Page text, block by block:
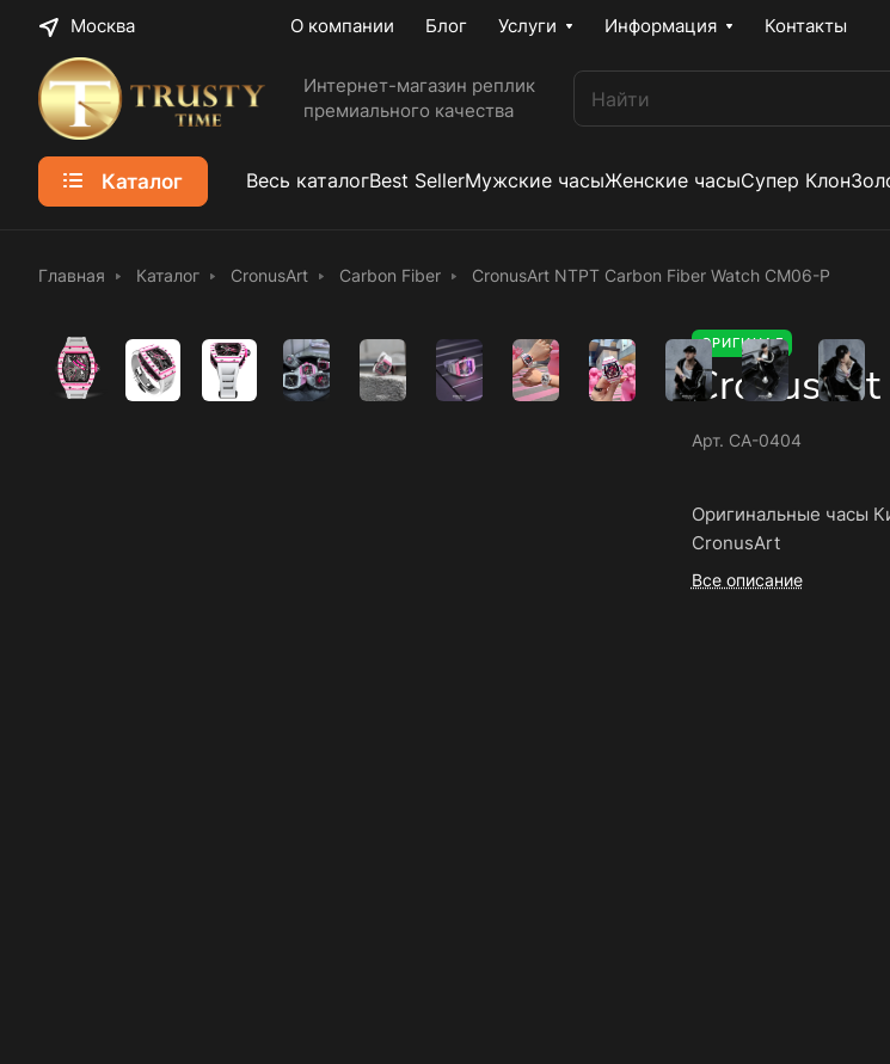
Москва О компании Блог Услуги Информация Контакты
Интернет-магазин реплик
премиального качества
Каталог Весь каталогBest SellerМужские часыЖенские часыСупер Клон
Главная Каталог CronusArt Carbon Fiber CronusArt NTPT Carbon Fiber Watch CM06-P
ОРИГИНАЛ
CronusArt
Арт. CA-0404
Оригинальные часы
CronusArt
Все описание